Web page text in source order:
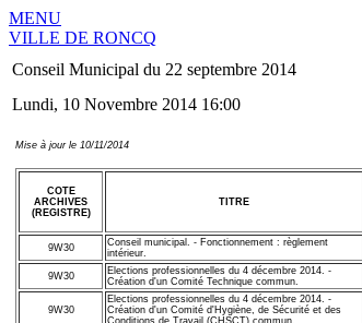
MENU
VILLE DE RONCQ
Conseil Municipal du 22 septembre 2014
Lundi, 10 Novembre 2014 16:00
Mise à jour le 10/11/2014
COTE
ARCHIVES
(REGISTRE)
TITRE
9W30
Conseil municipal. - Fonctionnement : règlement
intérieur.
9W30
Elections professionnelles du 4 décembre 2014. -
Création d'un Comité Technique commun.
9W30
Elections professionnelles du 4 décembre 2014. -
Création d'un Comité d'Hygiène, de Sécurité et des
Conditions de Travail (CHSCT) commun.